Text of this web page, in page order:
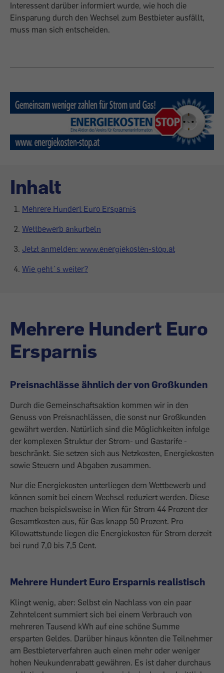
Interessent darüber informiert wurde, wie hoch die
Einsparung durch den Wechsel zum Bestbieter ausfällt,
muss man sich entscheiden.
Inhalt
Mehrere Hundert Euro Ersparnis
Wettbewerb ankurbeln
Jetzt anmelden: www.energiekosten-stop.at
Wie geht´s weiter?
Mehrere Hundert Euro
Ersparnis
Preisnachlässe ähnlich der von Großkunden
Durch die Gemeinschaftsaktion kommen wir in den
Genuss von Preisnachlässen, die sonst nur Großkunden
gewährt werden. Natürlich sind die Möglichkeiten infolge
der kom­plexen Struktur der Strom- und Gastarife ­
beschränkt. Sie setzen sich aus Netzkosten, Energiekosten
sowie Steuern und Abgaben zusammen.
Nur die Energiekosten unterliegen dem Wettbewerb und
können somit bei einem Wechsel reduziert werden. Diese
machen beispielsweise in Wien für Strom 44 Prozent der
Gesamtkosten aus, für Gas knapp 50 Prozent. Pro
Kilowattstunde liegen die Energiekosten für Strom derzeit
bei rund 7,0 bis 7,5 Cent.
Mehrere Hundert Euro Ersparnis realistisch
Klingt wenig, aber: Selbst ein Nachlass von ein paar
Zehntelcent summiert sich bei einem Verbrauch von
mehreren Tausend kWh auf eine schöne Summe
ersparten Geldes. Darüber hinaus könnten die Teilnehmer
am Bestbieterverfahren auch ­einen mehr oder weniger
hohen Neukundenrabatt gewähren. Es ist daher durchaus